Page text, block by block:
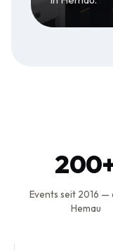
Events seit 2016 —
Hemau